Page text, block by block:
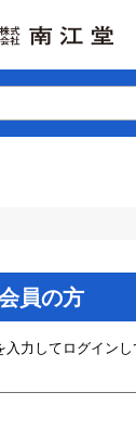
員の方
力してログインし